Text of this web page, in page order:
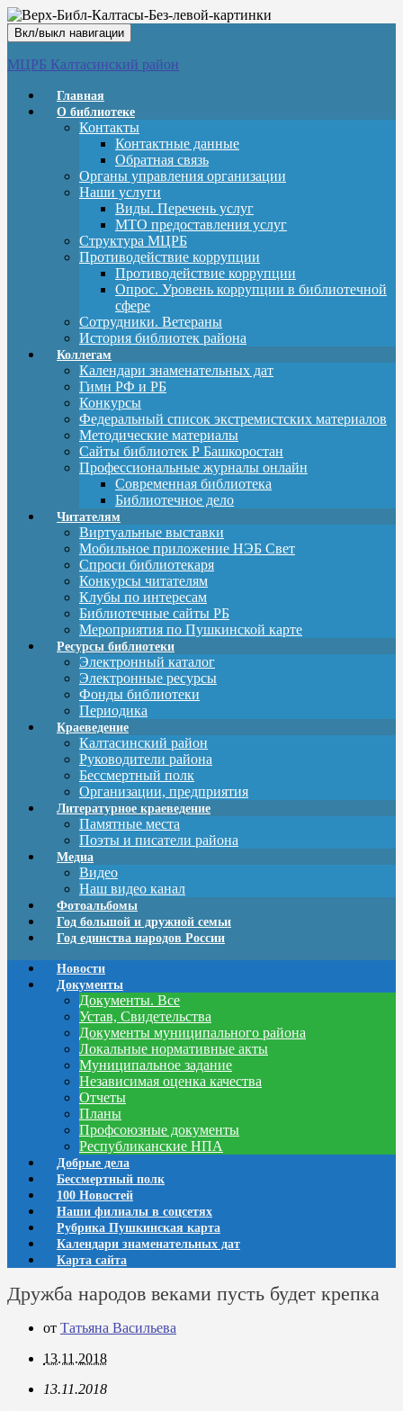
Вкл/выкл навигации
МЦРБ Калтасинский район
Главная
О библиотеке
Контакты
Контактные данные
Обратная связь
Органы управления организации
Наши услуги
Виды. Перечень услуг
МТО предоставления услуг
Структура МЦРБ
Противодействие коррупции
Противодействие коррупции
Опрос. Уровень коррупции в библиотечной
сфере
Сотрудники. Ветераны
История библиотек района
Коллегам
Календари знаменательных дат
Гимн РФ и РБ
Конкурсы
Федеральный список экстремистских материалов
Методические материалы
Сайты библиотек Р Башкоростан
Профессиональные журналы онлайн
Современная библиотека
Библиотечное дело
Читателям
Виртуальные выставки
Мобильное приложение НЭБ Свет
Спроси библиотекаря
Конкурсы читателям
Клубы по интересам
Библиотечные сайты РБ
Мероприятия по Пушкинской карте
Ресурсы библиотеки
Электронный каталог
Электронные ресурсы
Фонды библиотеки
Периодика
Краеведение
Калтасинский район
Руководители района
Бессмертный полк
Организации, предприятия
Литературное краеведение
Памятные места
Поэты и писатели района
Медиа
Видео
Наш видео канал
Фотоальбомы
Год большой и дружной семьи
Год единства народов России
Новости
Документы
Документы. Все
Устав, Свидетельства
Документы муниципального района
Локальные нормативные акты
Муниципальное задание
Независимая оценка качества
Отчеты
Планы
Профсоюзные документы
Республиканские НПА
Добрые дела
Бессмертный полк
100 Новостей
Наши филиалы в соцсетях
Рубрика Пушкинская карта
Календари знаменательных дат
Карта сайта
Дружба народов веками пусть будет крепка
от Татьяна Васильева
13.11.2018
13.11.2018